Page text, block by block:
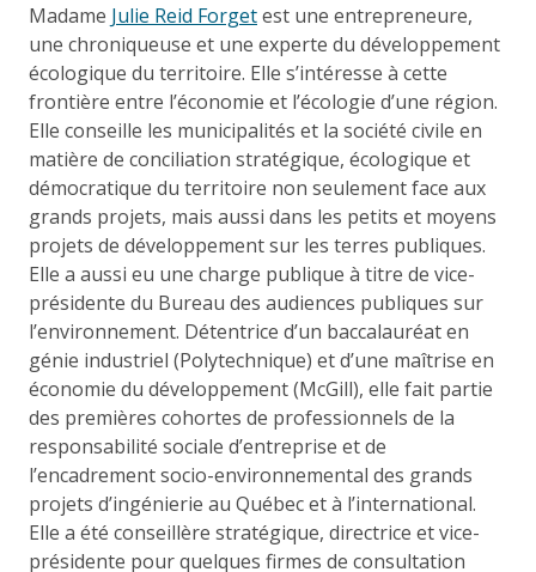
Madame Julie Reid Forgetest une entrepreneure,
une chroniqueuse et une experte du développement
écologique du territoire. Elle s’intéresse à cette
frontière entre l’économie et l’écologie d’une région.
Elle conseille les municipalités et la société civile en
matière de conciliation stratégique, écologique et
démocratique du territoire non seulement face aux
grands projets, mais aussi dans les petits et moyens
projets de développement sur les terres publiques.
Elle a aussi eu une charge publique à titre de vice-
présidente du Bureau des audiences publiques sur
l’environnement. Détentrice d’un baccalauréat en
génie industriel (Polytechnique) et d’une maîtrise en
économie du développement (McGill), elle fait partie
des premières cohortes de professionnels de la
responsabilité sociale d’entreprise et de
l’encadrement socio-environnemental des grands
projets d’ingénierie au Québec et à l’international.
Elle a été conseillère stratégique, directrice et vice-
présidente pour quelques firmes de consultation